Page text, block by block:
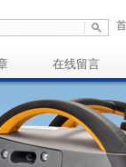
在线留言